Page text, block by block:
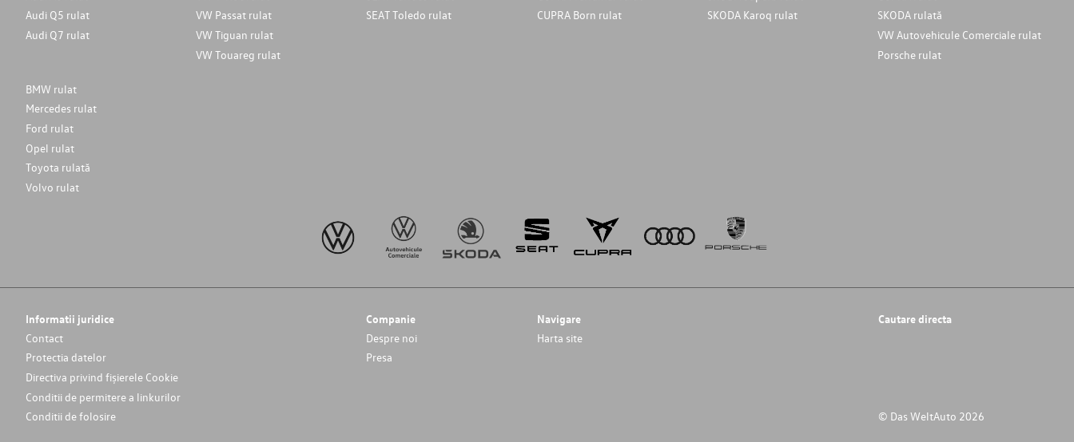
Audi Q5 rulat
Audi Q7 rulat
VW Passat rulat
VW Tiguan rulat
VW Touareg rulat
SEAT Toledo rulat
CUPRA Born rulat
SKODA Karoq rulat
SKODA rulată
VW Autovehicule Comerciale rulat
Porsche rulat
BMW rulat
Mercedes rulat
Ford rulat
Opel rulat
Toyota rulată
Volvo rulat
Informatii juridice
Contact
Protectia datelor
Directiva privind fișierele Cookie
Conditii de permitere a linkurilor
Conditii de folosire
Companie
Despre noi
Presa
Navigare
Harta site
Cautare directa
© Das WeltAuto 2026